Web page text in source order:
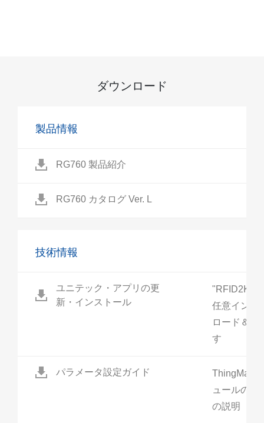
ダウンロード
製品情報
RG760 製品紹介
RG760 カタログ Ver. L
技術情報
ユニテック・アプリの更
新・インストール
任意インス
ロード＆イ
す
パラメータ設定ガイド
ThingMagic
ュールの各
の説明